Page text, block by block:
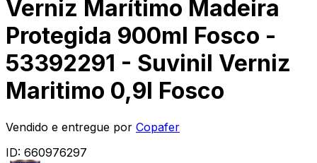
Verniz Marítimo Madeira
Protegida 900ml Fosco -
53392291 - Suvinil Verniz
Maritimo 0,9l Fosco
Vendido e entregue por Copafer
ID: 660976297